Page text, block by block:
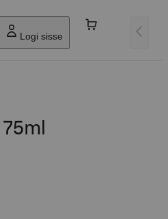
Logi sisse